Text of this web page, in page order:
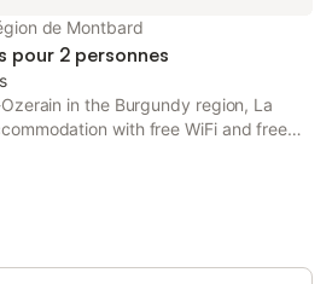
de Montbard
pour 2 personnes
in the Burgundy region, La
with free WiFi and free
breakfast has a garden. The bed
TV. The accommodation is...